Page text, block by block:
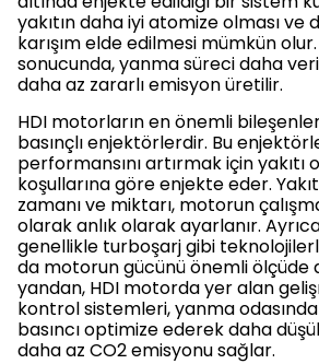
yakıtın daha iyi atomize olması
karışım elde edilmesi mümkün
sonucunda, yanma süreci daha
daha az zararlı emisyon üretilir.
HDI motorların en önemli
basınçlı enjektörlerdir. Bu
performansını artırmak için yakıtı
koşullarına göre enjekte eder.
zamanı ve miktarı, motorun
olarak anlık olarak ayarlanır.
genellikle turboşarj gibi
da motorun gücünü önemli ölçüde
yandan, HDI motorda yer alan
kontrol sistemleri, yanma
basıncı optimize ederek daha
daha az CO2 emisyonu sağlar.